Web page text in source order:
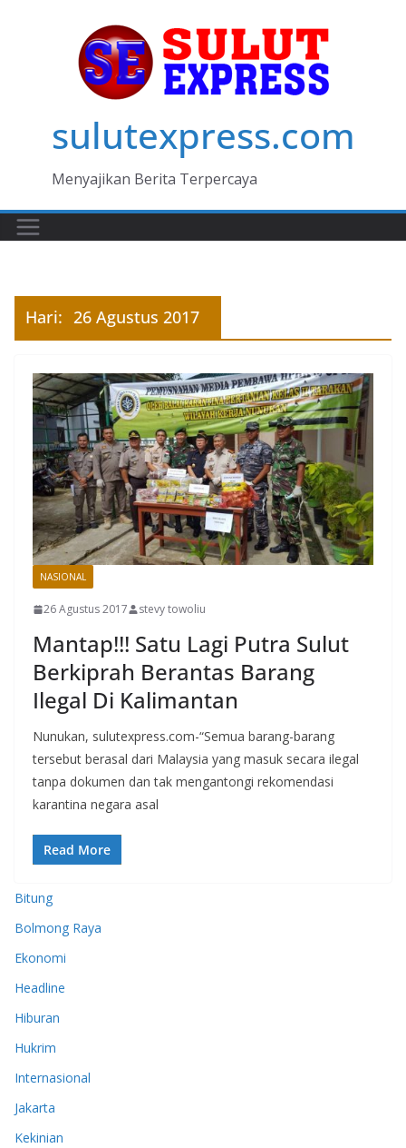
sulutexpress.com
Menyajikan Berita Terpercaya
Hari: 26 Agustus 2017
NASIONAL
26 Agustus 2017 stevy towoliu
Mantap!!! Satu Lagi Putra Sulut
Berkiprah Berantas Barang
Ilegal Di Kalimantan
Nunukan, sulutexpress.com-“Semua barang-barang
tersebut berasal dari Malaysia yang masuk secara ilegal
tanpa dokumen dan tak mengantongi rekomendasi
karantina negara asal
Read More
Bitung
Bolmong Raya
Ekonomi
Headline
Hiburan
Hukrim
Internasional
Jakarta
Kekinian